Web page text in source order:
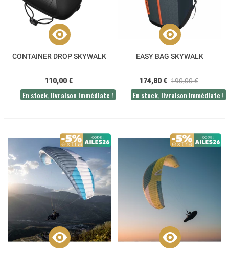
CONTAINER DROP SKYWALK
110,00 €
En stock, livraison immédiate !
EASY BAG SKYWALK
174,80 € 190,00 €
En stock, livraison immédiate !